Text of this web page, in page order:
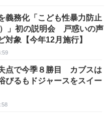
義務化「こども性暴力防止
」初の説明会 戸惑いの声
象【今年12月施行】
点で今季８勝目 カブスは
びるもドジャースをスイー